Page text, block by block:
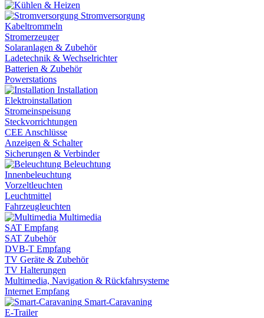
Stromversorgung
Kabeltrommeln
Stromerzeuger
Solaranlagen & Zubehör
Ladetechnik & Wechselrichter
Batterien & Zubehör
Powerstations
Installation
Elektroinstallation
Stromeinspeisung
Steckvorrichtungen
CEE Anschlüsse
Anzeigen & Schalter
Sicherungen & Verbinder
Beleuchtung
Innenbeleuchtung
Vorzeltleuchten
Leuchtmittel
Fahrzeugleuchten
Multimedia
SAT Empfang
SAT Zubehör
DVB-T Empfang
TV Geräte & Zubehör
TV Halterungen
Multimedia, Navigation & Rückfahrsysteme
Internet Empfang
Smart-Caravaning
E-Trailer